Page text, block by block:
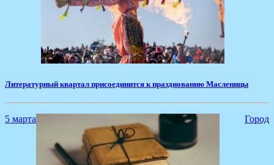
​Литературный квартал присоединится к празднованию Масленицы
5 марта Город